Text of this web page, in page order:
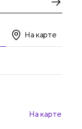
На карте
На карте